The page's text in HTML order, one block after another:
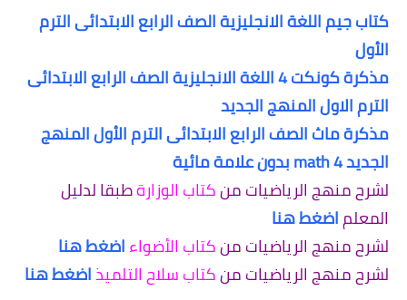
كتاب جيم اللغة الانجليزية الصف الرابع الابتدائى الترم
الأول
مذكرة كونكت 4 اللغة الانجليزية الصف الرابع الابتدائى
الترم الاول المنهج الجديد
مذكرة ماث الصف الرابع الابتدائى الترم الأول المنهج
الجديد 4 math بدون علامة مائية
لشرح منهج الرياضيات منكتاب الوزارةطبقا لدليل
المعلماضغط هنا
لشرح منهج الرياضيات منكتاب الأضواءاضغط هنا
لشرح منهج الرياضيات منكتاب سلاح التلميذاضغط هنا